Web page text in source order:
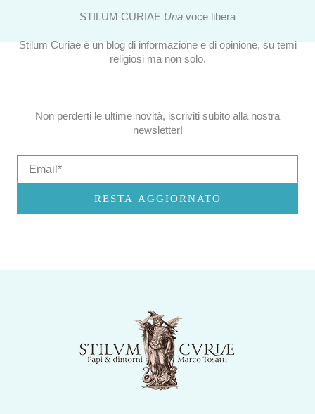
STILUM CURIAE Una voce libera
Stilum Curiae è un blog di informazione e di opinione, su temi
religiosi ma non solo.
Non perderti le ultime novità, iscriviti subito alla nostra
newsletter!
RESTA AGGIORNATO